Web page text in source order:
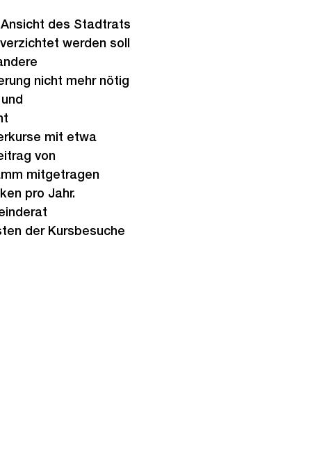
des Stadtrats
werden soll
nicht mehr nötig
mit etwa
von
mitgetragen
pro Jahr.
der Kursbesuche